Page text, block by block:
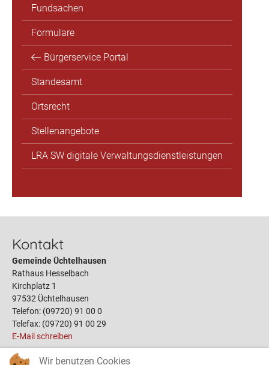
Fundsachen
Formulare
Bürgerservice Portal
Standesamt
Ortsrecht
Stellenangebote
LRA SW digitale Verwaltungsdienstleistungen
Kontakt
Gemeinde Üchtelhausen
Rathaus Hesselbach
Kirchplatz 1
97532 Üchtelhausen
Telefon: (09720) 91 00 0
Telefax: (09720) 91 00 29
E-Mail schreiben
Wir benutzen Cookies